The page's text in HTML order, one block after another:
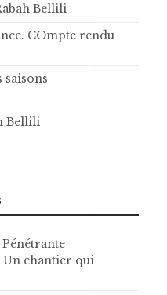
Bellili
COmpte rendu
saisons
Bellili
Pénétrante
chantier qui